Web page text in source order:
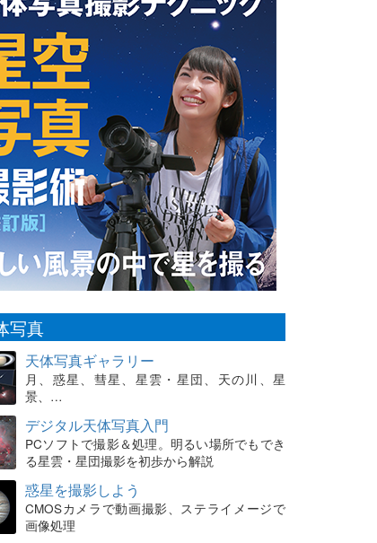
写真
天体写真ギャラリー
月、惑星、彗星、星雲・星団、天の川、星
景、…
デジタル天体写真入門
PCソフトで撮影＆処理。明るい場所でもでき
る星雲・星団撮影を初歩から解説
惑星を撮影しよう
CMOSカメラで動画撮影、ステライメージで
画像処理